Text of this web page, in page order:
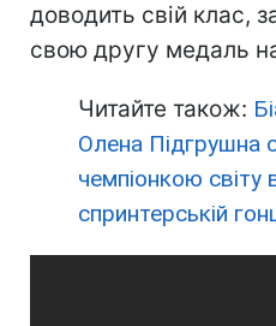
доводить свій клас,
свою другу медаль на
Читайте також:
Олена Підгрушна
чемпіонкою світу
спринтерській